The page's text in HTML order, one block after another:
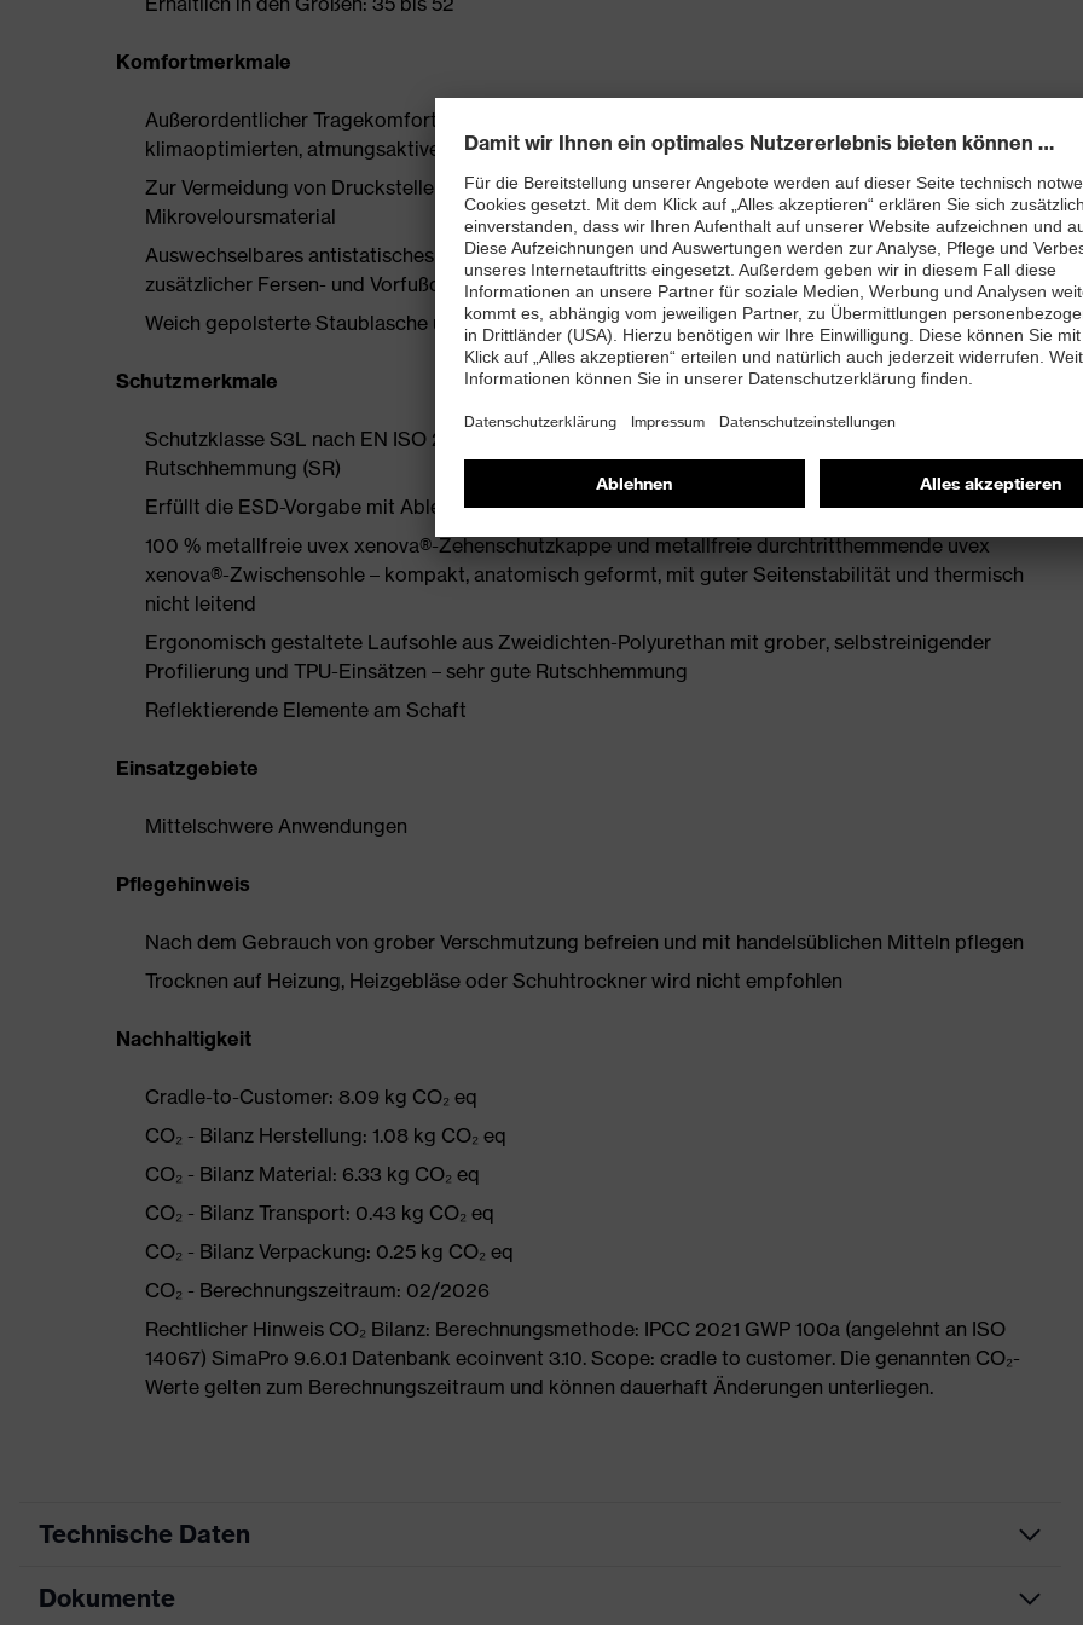
Komfortmerkmale
Außerordentlicher Tragekomfort, zu dem ein neu entwickelter Leisten ebenso beiträgt wie die
klimaoptimierten, atmungsaktiven Materialien (uvex climazone)
Zur Vermeidung von Druckstellen nahezu nahtfreie Schaftkonstruktion aus Hightech-
Mikroveloursmaterial
Auswechselbares antistatisches Komfortfußbett mit Feuchtigkeitstransportsystem und
zusätzlicher Fersen- und Vorfußdämpfung
Weich gepolsterte Staublasche und Kragen
Schutzmerkmale
Schutzklasse S3L nach EN ISO 20345:2022 mit Zusatzkennzeichnung für sehr gute
Rutschhemmung (SR)
Erfüllt die ESD-Vorgabe mit Ableitwiderstand kleiner 100 Megaohm
100 % metallfreie uvex xenova®-Zehenschutzkappe und metallfreie durchtritthemmende uvex
xenova®-Zwischensohle – kompakt, anatomisch geformt, mit guter Seitenstabilität und thermisch
nicht leitend
Ergonomisch gestaltete Laufsohle aus Zweidichten-Polyurethan mit grober, selbstreinigender
Profilierung und TPU-Einsätzen – sehr gute Rutschhemmung
Reflektierende Elemente am Schaft
Einsatzgebiete
Mittelschwere Anwendungen
Pflegehinweis
Nach dem Gebrauch von grober Verschmutzung befreien und mit handelsüblichen Mitteln pflegen
Trocknen auf Heizung, Heizgebläse oder Schuhtrockner wird nicht empfohlen
Nachhaltigkeit
Cradle-to-Customer: 8.09 kg CO₂ eq
CO₂ - Bilanz Herstellung: 1.08 kg CO₂ eq
CO₂ - Bilanz Material: 6.33 kg CO₂ eq
CO₂ - Bilanz Transport: 0.43 kg CO₂ eq
CO₂ - Bilanz Verpackung: 0.25 kg CO₂ eq
CO₂ - Berechnungszeitraum: 02/2026
Rechtlicher Hinweis CO₂ Bilanz: Berechnungsmethode: IPCC 2021 GWP 100a (angelehnt an ISO
14067) SimaPro 9.6.0.1 Datenbank ecoinvent 3.10. Scope: cradle to customer. Die genannten CO₂-
Werte gelten zum Berechnungszeitraum und können dauerhaft Änderungen unterliegen.
Technische Daten
Produktart
Dokumente